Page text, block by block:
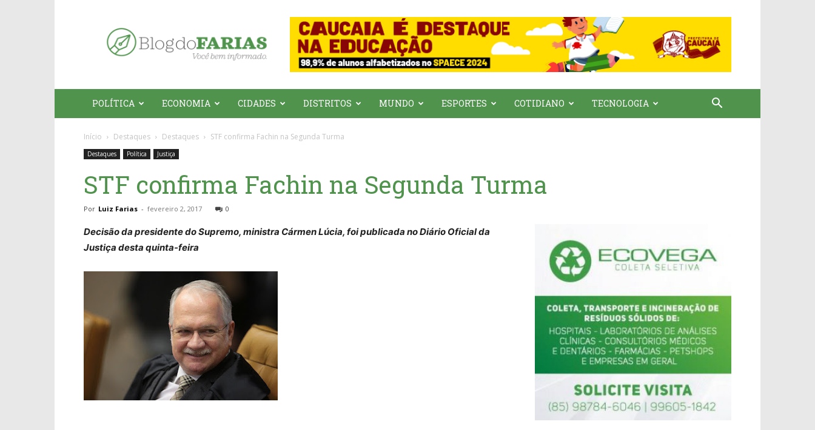
do
Farias
POLÍTICA ECONOMIA CIDADES DISTRITOS MUNDO ESPORTES COTIDIANO TECNOLOGIA
Início Destaques Destaques STF confirma Fachin na Segunda Turma
Destaques Política Justiça
STF confirma Fachin na Segunda Turma
Por Luiz Farias - fevereiro 2, 2017 0
Decisão da presidente do Supremo, ministra Cármen Lúcia, foi publicada no Diário Oficial da
Justiça desta quinta-feira